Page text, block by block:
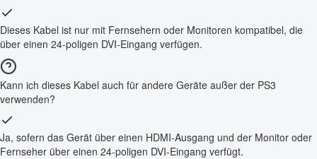
Dieses Kabel ist nur mit Fernsehern oder Monitoren kompatibel, die
über einen 24-poligen DVI-Eingang verfügen.
Kann ich dieses Kabel auch für andere Geräte außer der PS3
verwenden?
Ja, sofern das Gerät über einen HDMI-Ausgang und der Monitor oder
Fernseher über einen 24-poligen DVI-Eingang verfügt.